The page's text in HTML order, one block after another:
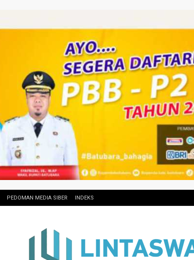
PEDOMAN MEDIA SIBER INDEKS